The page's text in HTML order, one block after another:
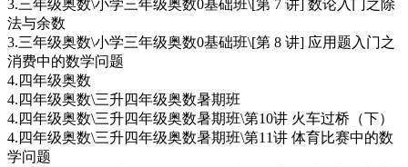
3.三年级奥数\小学三年级奥数0基础班\[第 7 讲] 数论入门之除
法与余数
3.三年级奥数\小学三年级奥数0基础班\[第 8 讲] 应用题入门之
消费中的数学问题
4.四年级奥数
4.四年级奥数\三升四年级奥数暑期班
4.四年级奥数\三升四年级奥数暑期班\第10讲 火车过桥（下）
4.四年级奥数\三升四年级奥数暑期班\第11讲 体育比赛中的数
学问题